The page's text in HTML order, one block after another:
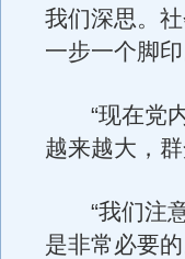
我们深思。
一步一个脚印
“现在党内
越来越大，
“我们注意
是非常必要的